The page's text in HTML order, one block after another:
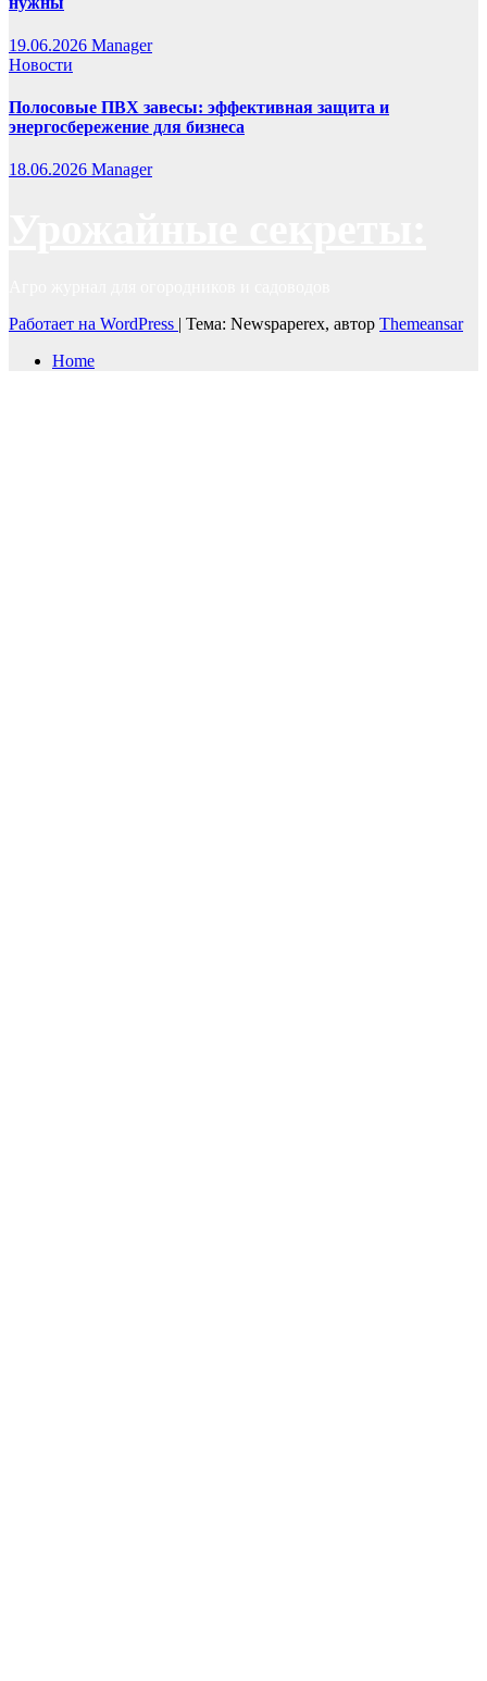
19.06.2026 Manager
Новости
Полосовые ПВХ завесы: эффективная защита и
энергосбережение для бизнеса
18.06.2026 Manager
Работает на WordPress | Тема: Newspaperex, автор Themeansar
Home